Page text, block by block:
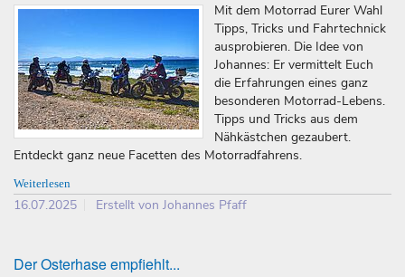
Mit dem Motorrad Eurer Wahl
Tipps, Tricks und Fahrtechnick
ausprobieren. Die Idee von
Johannes: Er vermittelt Euch
die Erfahrungen eines ganz
besonderen Motorrad-Lebens.
Tipps und Tricks aus dem
Nähkästchen gezaubert.
Entdeckt ganz neue Facetten des Motorradfahrens.
Weiterlesen
16.07.2025 Erstellt von Johannes Pfaff
Der Osterhase empfiehlt...